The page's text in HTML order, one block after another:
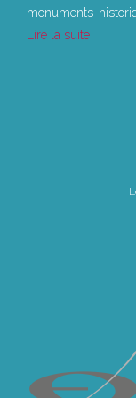
monuments
Lire la suite